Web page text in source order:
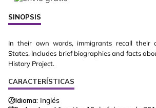
SINOPSIS
In their own words, immigrants recall their
States. Includes brief biographies and facts
History Project.
CARACTERÍSTICAS
Idioma: Inglés